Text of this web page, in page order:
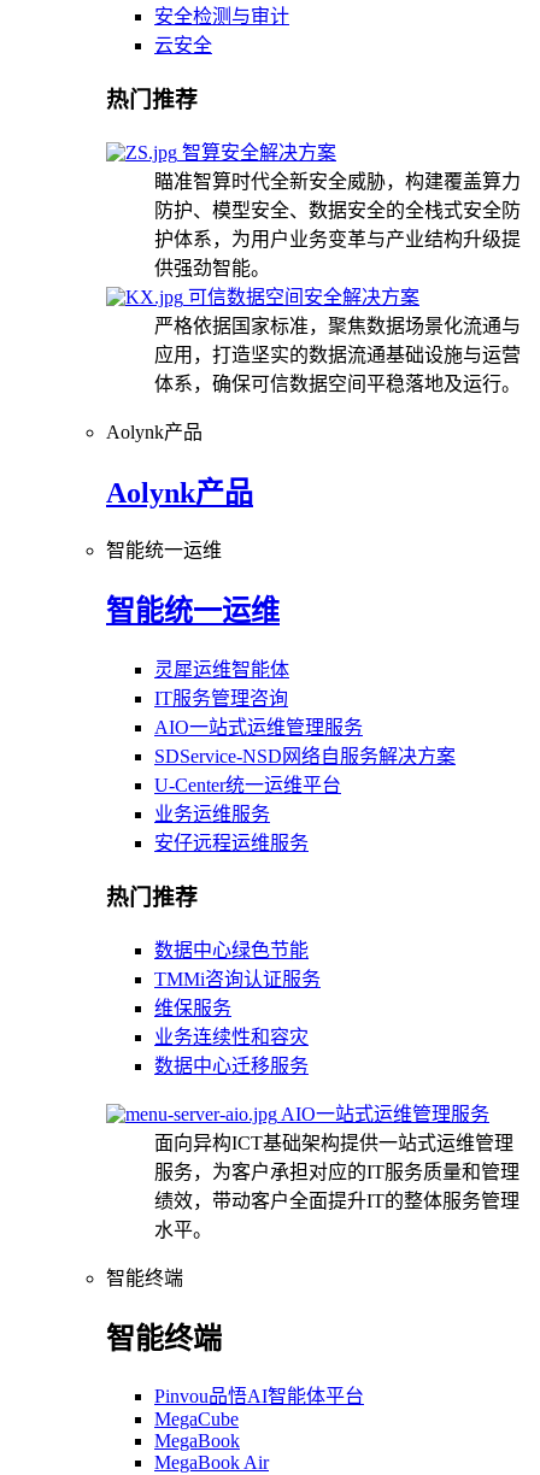
安全检测与审计
云安全
热门推荐
智算安全解决方案
瞄准智算时代全新安全威胁，构建覆盖算力
防护、模型安全、数据安全的全栈式安全防
护体系，为用户业务变革与产业结构升级提
供强劲智能。
可信数据空间安全解决方案
严格依据国家标准，聚焦数据场景化流通与
应用，打造坚实的数据流通基础设施与运营
体系，确保可信数据空间平稳落地及运行。
Aolynk产品
Aolynk产品
智能统一运维
智能统一运维
灵犀运维智能体
IT服务管理咨询
AIO一站式运维管理服务
SDService-NSD网络自服务解决方案
U-Center统一运维平台
业务运维服务
安仔远程运维服务
热门推荐
数据中心绿色节能
TMMi咨询认证服务
维保服务
业务连续性和容灾
数据中心迁移服务
AIO一站式运维管理服务
面向异构ICT基础架构提供一站式运维管理
服务，为客户承担对应的IT服务质量和管理
绩效，带动客户全面提升IT的整体服务管理
水平。
智能终端
智能终端
Pinvou品悟AI智能体平台
MegaCube
MegaBook
MegaBook Air